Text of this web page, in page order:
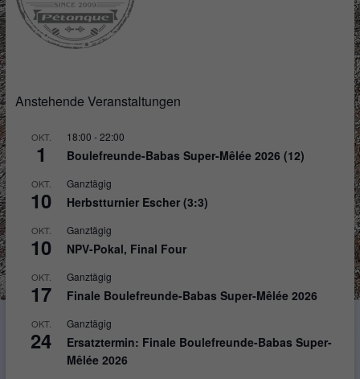
Anstehende Veranstaltungen
OKT.
1
18:00 -22:00
Boulefreunde-Babas Super-Mêlée 2026 (12)
OKT.
10
Ganztägig
Herbstturnier Escher (3:3)
OKT.
10
Ganztägig
NPV-Pokal, Final Four
OKT.
17
Ganztägig
Finale Boulefreunde-Babas Super-Mêlée 2026
OKT.
24
Ganztägig
Ersatztermin: Finale Boulefreunde-Babas Super-
Mêlée 2026